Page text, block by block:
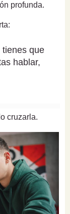
profunda.
tienes que
hablar,
cruzarla.